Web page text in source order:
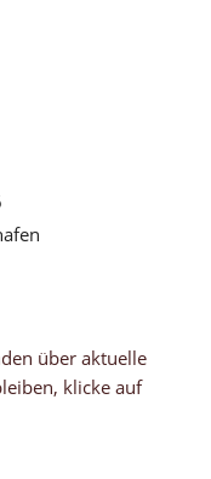
über aktuelle
klicke auf